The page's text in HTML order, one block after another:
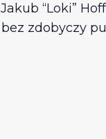
“Loki”
zdobyczy